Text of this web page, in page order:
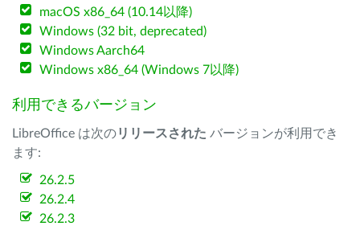
macOS x86_64 (10.14以降)
Windows (32 bit, deprecated)
Windows Aarch64
Windows x86_64 (Windows 7以降)
利用できるバージョン
LibreOffice は次のリリースされた バージョンが利用でき
ます:
26.2.5
26.2.4
26.2.3